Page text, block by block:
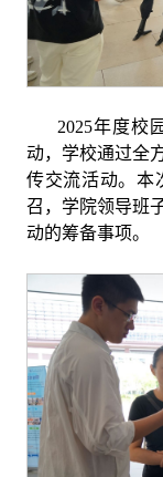
2025年度校
动，学校通过全
传交流活动。本
召，学院领导班
动的筹备事项。